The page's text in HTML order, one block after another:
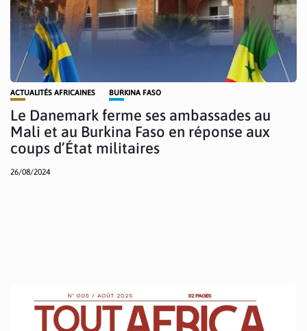
ACTUALITÉS AFRICAINES BURKINA FASO
Le Danemark ferme ses ambassades au
Mali et au Burkina Faso en réponse aux
coups d’État militaires
26/08/2024